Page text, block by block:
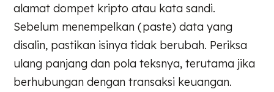
alamat dompet kripto atau kata sandi.
Sebelum menempelkan (paste) data yang
disalin, pastikan isinya tidak berubah. Periksa
ulang panjang dan pola teksnya, terutama jika
berhubungan dengan transaksi keuangan.